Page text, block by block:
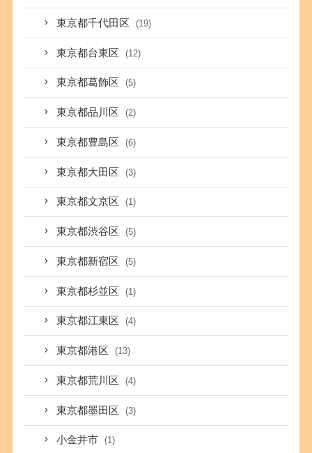
東京都千代田区 (19)
東京都台東区 (12)
東京都葛飾区 (5)
東京都品川区 (2)
東京都豊島区 (6)
東京都大田区 (3)
東京都文京区 (1)
東京都渋谷区 (5)
東京都新宿区 (5)
東京都杉並区 (1)
東京都江東区 (4)
東京都港区 (13)
東京都荒川区 (4)
東京都墨田区 (3)
小金井市 (1)